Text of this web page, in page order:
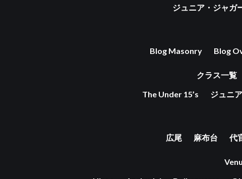
ジュニア・ジャガ
Blog Masonry
Blog
クラス一覧
The Under 15’s
ジュニ
広尾
麻布台 代